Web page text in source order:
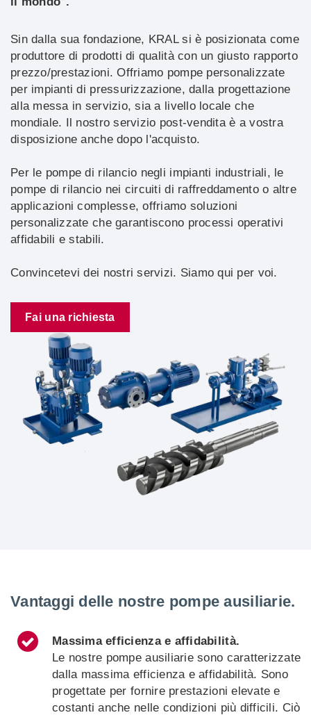
Sin dalla sua fondazione, KRAL si è posizionata come
produttore di prodotti di qualità con un giusto rapporto
prezzo/prestazioni. Offriamo pompe personalizzate
per impianti di pressurizzazione, dalla progettazione
alla messa in servizio, sia a livello locale che
mondiale. Il nostro servizio post-vendita è a vostra
disposizione anche dopo l'acquisto.
Per le pompe di rilancio negli impianti industriali, le
pompe di rilancio nei circuiti di raffreddamento o altre
applicazioni complesse, offriamo soluzioni
personalizzate che garantiscono processi operativi
affidabili e stabili.
Convincetevi dei nostri servizi. Siamo qui per voi.
Fai una richiesta
Vantaggi delle nostre pompe ausiliarie.
Massima efficienza e affidabilità.
Le nostre pompe ausiliarie sono caratterizzate
dalla massima efficienza e affidabilità. Sono
progettate per fornire prestazioni elevate e
costanti anche nelle condizioni più difficili. Ciò